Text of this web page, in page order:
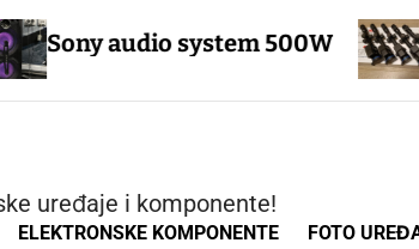
audio system 500W
uređaje i komponente!
ELEKTRONSKE KOMPONENTE FOTO